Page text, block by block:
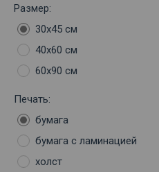
Размер:
30х45 см
40х60 см
60х90 см
Печать:
бумага
бумага с ламинацией
холст